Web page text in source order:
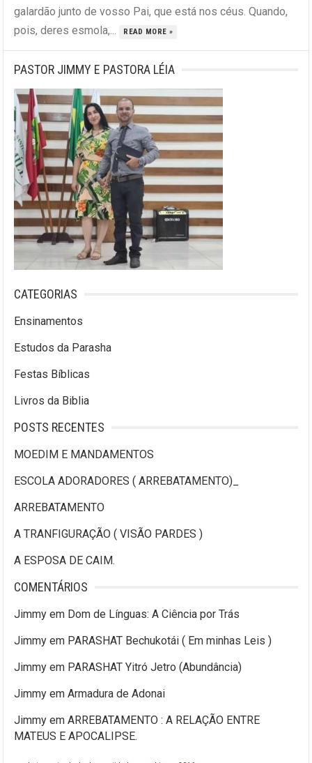
galardão junto de vosso Pai, que está nos céus. Quando,
pois, deres esmola,...
READ MORE »
PASTOR JIMMY E PASTORA LÉIA
CATEGORIAS
Ensinamentos
Estudos da Parasha
Festas Bíblicas
Livros da Biblia
POSTS RECENTES
MOEDIM E MANDAMENTOS
ESCOLA ADORADORES ( ARREBATAMENTO)_
ARREBATAMENTO
A TRANFIGURAÇÃO ( VISÃO PARDES )
A ESPOSA DE CAIM.
COMENTÁRIOS
Jimmy em Dom de Línguas: A Ciência por Trás
Jimmy em PARASHAT Bechukotái ( Em minhas Leis )
Jimmy em PARASHAT Yitró Jetro (Abundância)
Jimmy emArmadura de Adonai
Jimmy emARREBATAMENTO : A RELAÇÃO ENTRE
MATEUS E APOCALIPSE.